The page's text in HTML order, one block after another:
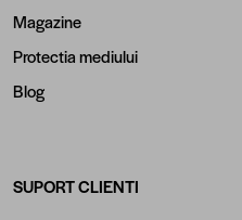
Magazine
Protectia mediului
Blog
SUPORT CLIENTI